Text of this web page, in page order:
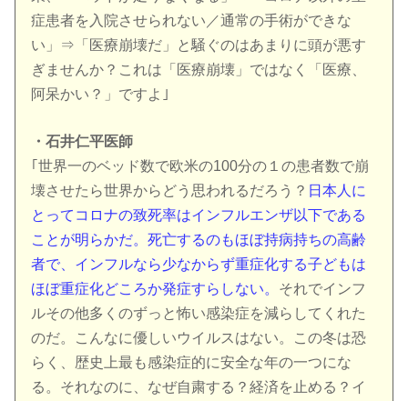
症患者を入院させられない／通常の手術ができな
い」⇒「医療崩壊だ」と騒ぐのはあまりに頭が悪す
ぎませんか？これは「医療崩壊」ではなく「医療、
阿呆かい？」ですよ｣
・石井仁平医師
｢世界一のベッド数で欧米の100分の１の患者数で崩
壊させたら世界からどう思われるだろう？ 日本人に
とってコロナの致死率はインフルエンザ以下である
ことが明らかだ。死亡するのもほぼ持病持ちの高齢
者で、インフルなら少なからず重症化する子どもは
ほぼ重症化どころか発症すらしない。 それでインフ
ルその他多くのずっと怖い感染症を減らしてくれた
のだ。こんなに優しいウイルスはない。この冬は恐
らく、歴史上最も感染症的に安全な年の一つにな
る。それなのに、なぜ自粛する？経済を止める？イ